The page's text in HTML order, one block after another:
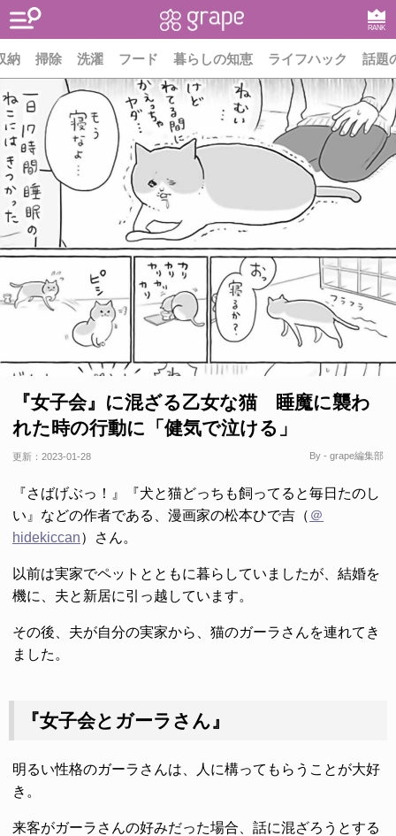
RANK
納 掃除 洗濯 フード 暮らしの知恵 ライフハック 話題
『女子会』に混ざる乙女な猫 睡魔に襲わ
れた時の行動に「健気で泣ける」
更新： 2023-01-28 By - grape編集部
『さばげぶっ！』『犬と猫どっちも飼ってると毎日たのし
い』などの作者である、漫画家の松本ひで吉（ ＠
hidekiccan）さん。
以前は実家でペットとともに暮らしていましたが、結婚を
機に、夫と新居に引っ越しています。
その後、夫が自分の実家から、猫のガーラさんを連れてき
ました。
『女子会とガーラさん』
明るい性格のガーラさんは、人に構ってもらうことが大好
き。
来客がガーラさんの好みだった場合、話に混ざろうとする